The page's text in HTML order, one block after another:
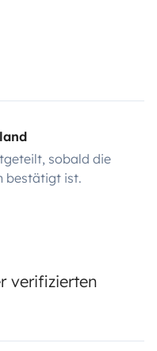
sobald die
bestätigt ist.
verifizierten